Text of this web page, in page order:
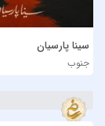
سینا پارسیان
جنوب